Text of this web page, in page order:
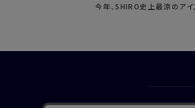
今年、SHIRO史上最涼のアイ